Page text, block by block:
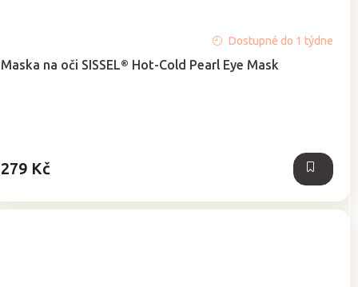
Maska na oči SISSEL® Hot-Cold Pearl Eye Mask
hodnocení
produktu
Dostupné do 1 týdne
279 Kč